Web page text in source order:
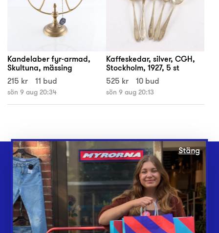
Kandelaber fyr-armad,
Skultuna, mässing
215 kr
11 bud
sön 9 aug 20:34
Kaffeskedar, silver, CGH,
Stockholm, 1927, 5 st
525 kr
10 bud
sön 9 aug 20:13
Webbshop
Butiker
Lämna in
Vårt överskott
Stäng